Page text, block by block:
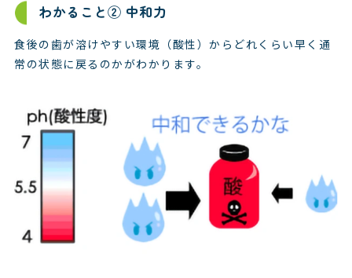
わかること② 中和力
食後の歯が溶けやすい環境（酸性）からどれくらい早く通
常の状態に戻るのかがわかります。